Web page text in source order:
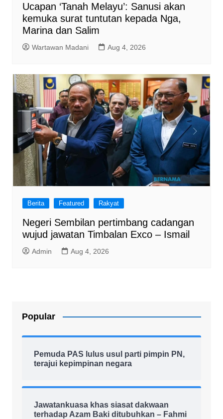
Ucapan ‘Tanah Melayu’: Sanusi akan
kemuka surat tuntutan kepada Nga,
Marina dan Salim
Wartawan Madani Aug 4, 2026
Berita Featured Rakyat
Negeri Sembilan pertimbang cadangan
wujud jawatan Timbalan Exco – Ismail
Admin Aug 4, 2026
Popular
Pemuda PAS lulus usul parti pimpin PN,
terajui kepimpinan negara
Jawatankuasa khas siasat dakwaan
terhadap Azam Baki ditubuhkan – Fahmi